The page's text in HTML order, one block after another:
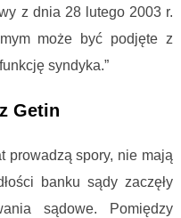
z dnia 28 lutego 2003 r.
może być podjęte z
syndyka.”
Getin
prowadzą spory, nie mają
banku sądy zaczęły
sądowe. Pomiędzy